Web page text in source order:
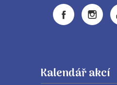
Kalendář akcí